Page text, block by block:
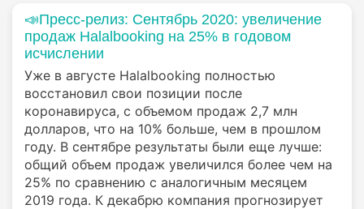
📣Пресс-релиз: Сентябрь 2020: увеличение
продаж Halalbooking на 25% в годовом
исчислении
Уже в августе Halalbooking полностью
восстановил свои позиции после
коронавируса, с объемом продаж 2,7 млн
долларов, что на 10% больше, чем в прошлом
году. В сентябре результаты были еще лучше:
общий объем продаж увеличился более чем на
25% по сравнению с аналогичным месяцем
2019 года. К декабрю компания прогнозирует